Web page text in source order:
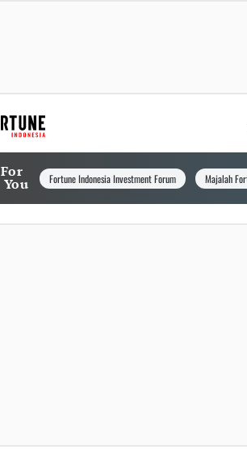
For
You Fortune Indonesia Investment Forum Majalah